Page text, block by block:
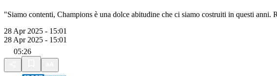
"Siamo contenti, Champions è una dolce abitudine che ci siamo costruiti in questi anni.
28 Apr 2025 - 15:01
28 Apr 2025 - 15:01
05:26